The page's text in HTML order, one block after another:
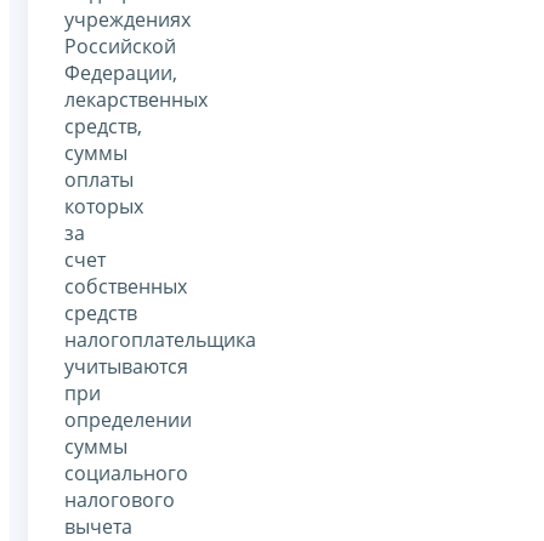
учреждениях
Российской
Федерации,
лекарственных
средств,
суммы
оплаты
которых
за
счет
собственных
средств
налогоплательщика
учитываются
при
определении
суммы
социального
налогового
вычета